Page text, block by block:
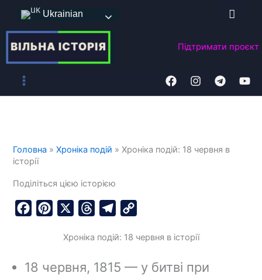
Перейти
вмісту
Ukrainian
Підтримати проєкт
Головна »Хроніка подій »Хроніка подій: 18 червня в
історії
Поділіться цією історією
b
e
r
a
l
g
p
L
Хроніка подій: 18 червня в історії
18 червня, 1815 — у битві при